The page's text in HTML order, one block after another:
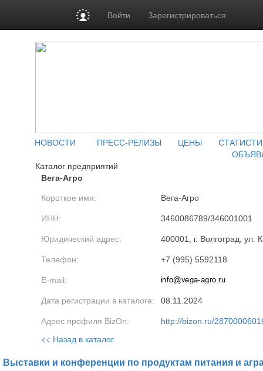
Войти Зарегистрироваться
НОВОСТИ ПРЕСС-РЕЛИЗЫ ЦЕНЫ
Каталог предприятий
Вега-Агро
Короткое имя: Вега-Агро
ИНН: 3460086789/346001001
Юридический адрес: 400001, г. Волгоград, ул.
Телефон: +7 (995) 5592118
E-mail:
Дата регистрации в каталоге: 08.11.2024
Адрес профиля BizOn: http://bizon.ru/
<< Назад в каталог
Выставки и конференции по продуктам питания и